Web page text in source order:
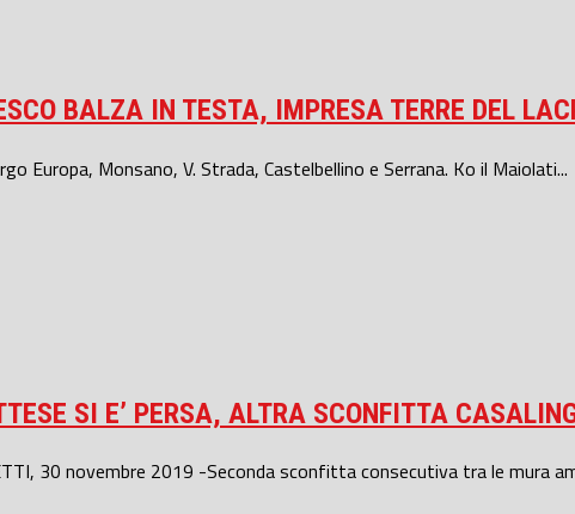
BALZA IN TESTA, IMPRESA TERRE DEL
Europa, Monsano, V. Strada, Castelbellino e Serrana. Ko il Maiolati...
SI E’ PERSA, ALTRA SCONFITTA
30 novembre 2019 -Seconda sconfitta consecutiva tra le mura